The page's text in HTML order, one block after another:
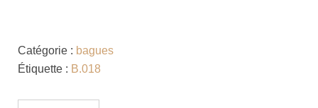
Catégorie : bagues
Étiquette : B.018